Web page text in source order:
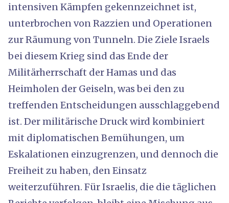
intensiven Kämpfen gekennzeichnet ist,
unterbrochen von Razzien und Operationen
zur Räumung von Tunneln. Die Ziele Israels
bei diesem Krieg sind das Ende der
Militärherrschaft der Hamas und das
Heimholen der Geiseln, was bei den zu
treffenden Entscheidungen ausschlaggebend
ist. Der militärische Druck wird kombiniert
mit diplomatischen Bemühungen, um
Eskalationen einzugrenzen, und dennoch die
Freiheit zu haben, den Einsatz
weiterzuführen. Für Israelis, die die täglichen